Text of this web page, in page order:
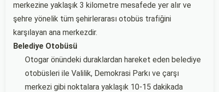
merkezine yaklaşık 3 kilometre mesafede yer alır ve
şehre yönelik tüm şehirlerarası otobüs trafiğini
karşılayan ana merkezdir.
Belediye Otobüsü
Otogar önündeki duraklardan hareket eden belediye
otobüsleri ile Valilik, Demokrasi Parkı ve çarşı
merkezi gibi noktalara yaklaşık 10-15 dakikada